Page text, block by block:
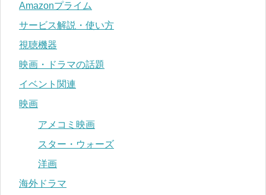
Amazonプライム
サービス解説・使い方
視聴機器
映画・ドラマの話題
イベント関連
映画
アメコミ映画
スター・ウォーズ
洋画
海外ドラマ